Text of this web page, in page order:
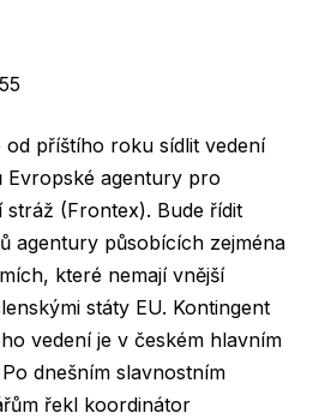
od příštího roku sídlit vedení
Evropské agentury pro
(Frontex). Bude řídit
agentury působících zejména
které nemají vnější
státy EU. Kontingent
vedení je v českém hlavním
dnešním slavnostním
řekl koordinátor